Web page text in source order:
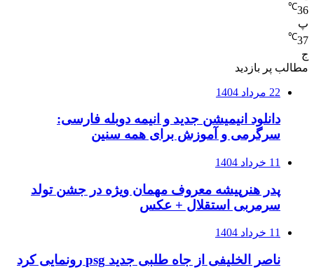
36
℃
پ
37
℃
ج
مطالب پر بازدید
22 مرداد 1404
دانلود انیمیشن جدید و انیمه دوبله فارسی:
سرگرمی و آموزش برای همه سنین
11 خرداد 1404
پدر هنرپیشه معروف مهمان ویژه در جشن تولد
سرمربی استقلال + عکس
11 خرداد 1404
ناصر الخلیفی از جاه طلبی جدید psg رونمایی کرد